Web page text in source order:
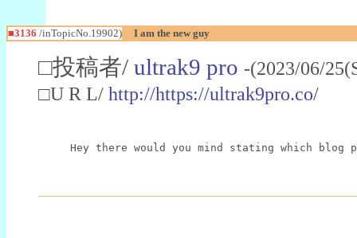
■3136 /inTopicNo.19902) I am the new guy
□投稿者/ ultrak9 pro -(2023/06/
□U R L/ http://https://ultrak9pro.co/
Hey there would you mind stating which